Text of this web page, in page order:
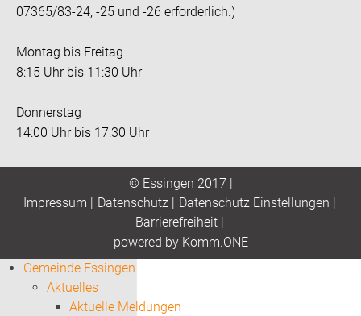
07365/83-24, -25 und -26 erforderlich.)
Montag bis Freitag
8:15 Uhr bis 11:30 Uhr
Donnerstag
14:00 Uhr bis 17:30 Uhr
© Essingen 2017 |
Impressum | Datenschutz| Datenschutz Einstellungen |
Barrierefreiheit|
powered by Komm.ONE
Gemeinde Essingen
Aktuelles
Aktuelle Meldungen